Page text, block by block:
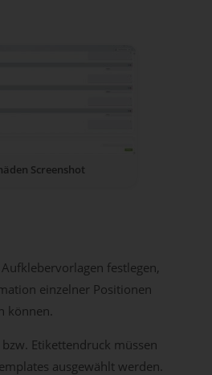
Screenshot
festlegen,
einzelner Positionen
können.
Etikettendruck müssen
ausgewählt werden.